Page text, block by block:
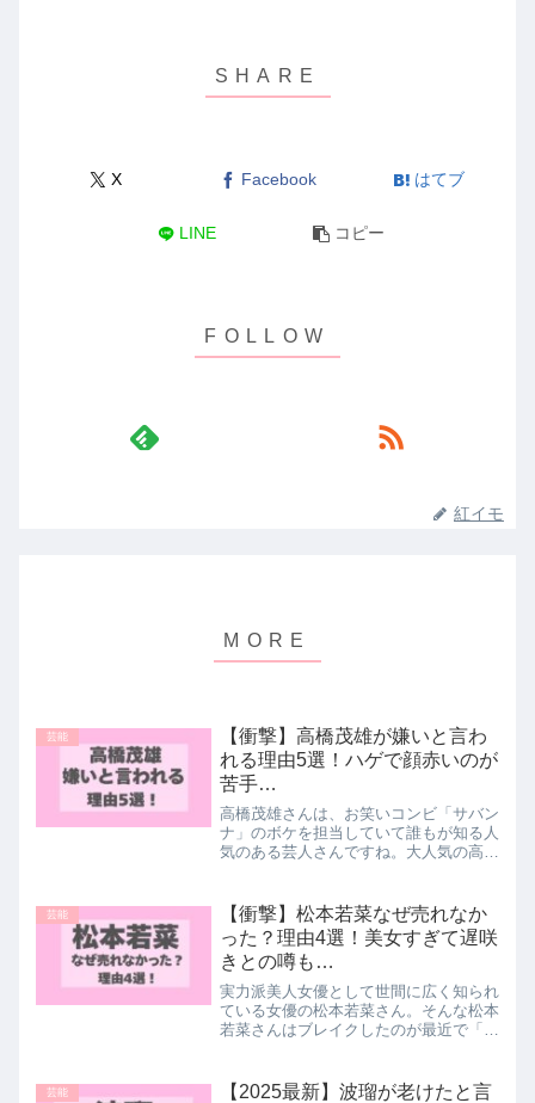
X Facebook はてブ
LINE コピー
紅イモ
芸能
【衝撃】高橋茂雄が嫌いと言わ
れる理由5選！ハゲで顔赤いのが
苦手…
高橋茂雄さんは、お笑いコンビ「サバン
ナ」のボケを担当していて誰もが知る人
気のある芸人さんですね。大人気の高橋
いの意見の中には、容姿に関する意見も
多く「ハゲ」ていて「...
芸能
【衝撃】松本若菜なぜ売れなか
った？理由4選！美女すぎて遅咲
きとの噂も…
実力派美人女優として世間に広く知られ
ている女優の松本若菜さん。そんな松本
若菜さんはブレイクしたのが最近で「な
ある松本若菜さんですが、その遅咲きの
芸能
【2025最新】波瑠が老けたと言